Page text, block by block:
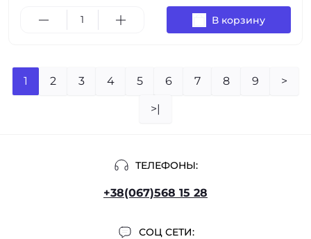
В корзину
1 2 3 4 5 6 7 8 9 >
>|
ТЕЛЕФОНЫ:
+38(067)568 15 28
СОЦ СЕТИ: